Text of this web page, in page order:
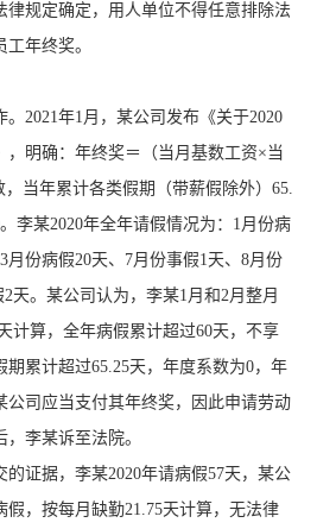
律规定确定，用人单位不得任意排除法
年终奖。
2021年1月，某公司发布《关于2020
，明确：年终奖＝（当月基数工资×当
当年累计各类假期（带薪假除外）65.
李某2020年全年请假情况为：1月份病
月份病假20天、7月份事假1天、8月份
天。某公司认为，李某1月和2月整月
计算，全年病假累计超过60天，不享
累计超过65.25天，年度系数为0，年
公司应当支付其年终奖，因此申请劳动
李某诉至法院。
证据，李某2020年请病假57天，某公
假，按每月缺勤21.75天计算，无法律